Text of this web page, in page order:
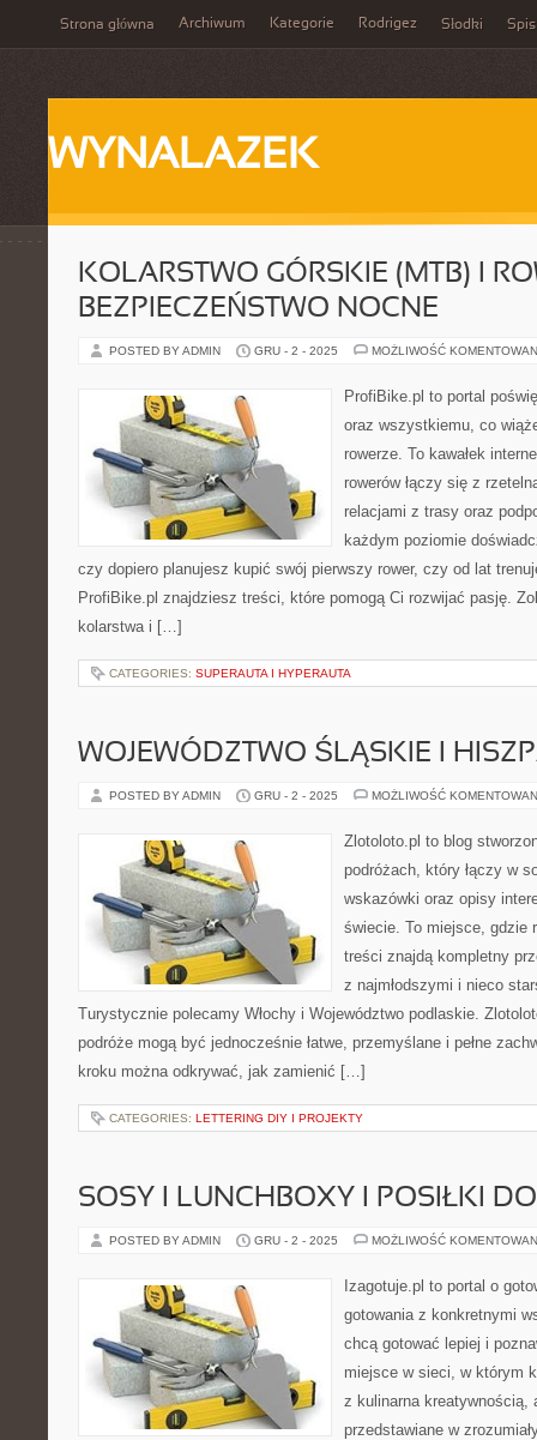
Strona główna Archiwum Kategorie Rodrigez Słodki Spis
WYNALAZEK
KOLARSTWO GÓRSKIE (MTB) I
BEZPIECZEŃSTWO NOCNE
POSTED BY ADMIN GRU - 2 - 2025 MOŻLIWOŚĆ
ProfiBike.pl to portal
oraz wszystkiemu, co
rowerze. To kawałek
rowerów łączy się z
relacjami z trasy oraz
każdym poziomie
czy dopiero planujesz kupić swój pierwszy rower, czy od lat
ProfiBike.pl znajdziesz treści, które pomogą Ci rozwijać pasję.
kolarstwa i […]
CATEGORIES: SUPERAUTA I HYPERAUTA
WOJEWÓDZTWO ŚLĄSKIE I
POSTED BY ADMIN GRU - 2 - 2025 MOŻLIWOŚĆ
Zlotoloto.pl to blog
podróżach, który łączy w
wskazówki oraz opisy
świecie. To miejsce, gdzie
treści znajdą kompletny
z najmłodszymi i nieco
Turystycznie polecamy Włochy i Województwo podlaskie.
podróże mogą być jednocześnie łatwe, przemyślane i pełne
kroku można odkrywać, jak zamienić […]
CATEGORIES: LETTERING DIY I PROJEKTY
SOSY I LUNCHBOXY I POSIŁKI
POSTED BY ADMIN GRU - 2 - 2025 MOŻLIWOŚĆ
Izagotuje.pl to portal o
gotowania z konkretnymi
chcą gotować lepiej i
miejsce w sieci, w którym
z kulinarna kreatywnością,
przedstawiane w